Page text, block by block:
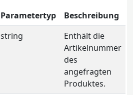
Parametertyp
Beschreibung
string
Enthält die
Artikelnummer
des
angefragten
Produktes.